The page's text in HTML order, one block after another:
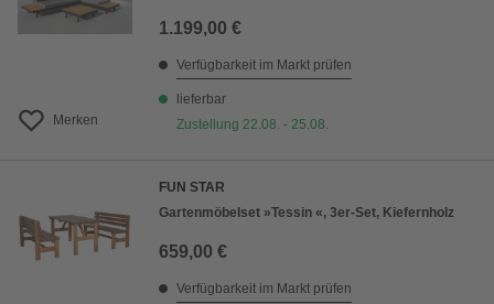
Merken
1.199,00 €
Verfügbarkeit im Markt prüfen
lieferbar
Zustellung 22.08. - 25.08.
FUN STAR
Gartenmöbelset »Tessin «, 3er-Set, Kiefernholz
659,00 €
Verfügbarkeit im Markt prüfen